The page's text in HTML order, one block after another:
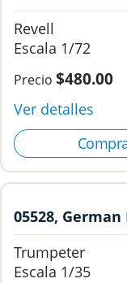
1/72, Revell
Revell
1/72
$480.00
05528,
(Rheinmetall),
Trumpeter
1/35